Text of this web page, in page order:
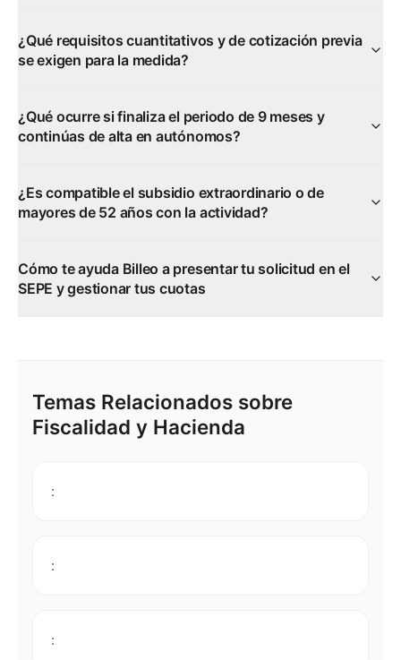
¿Qué requisitos cuantitativos y de cotización previa
se exigen para la medida?
¿Qué ocurre si finaliza el periodo de 9 meses y
continúas de alta en autónomos?
¿Es compatible el subsidio extraordinario o de
mayores de 52 años con la actividad?
Cómo te ayuda Billeo a presentar tu solicitud en el
SEPE y gestionar tus cuotas
Temas Relacionados sobre
Fiscalidad y Hacienda
:
:
: